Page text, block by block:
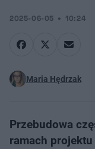
2025-06-05 10:24
Maria Hędrzak
Przebudowa
ramach